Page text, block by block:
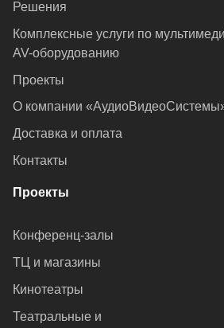
Решения
Комплексные услуги по
AV-оборудованию
Проекты
О компании
Доставка и оплата
Контакты
Проекты
Конференц-залы
ТЦ и магазины
Кинотеатры
Театральные и